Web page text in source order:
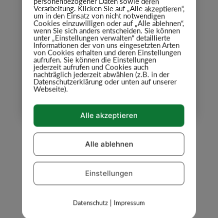
Mo. – Mi.:7.30 bis 13.30 Uhr
Do., Fr.:7.30 bis 18.00 Uhr
Sa.:7.00 bis 12.30 Uhr
ACHTUNG: Am Donnerstag,
04.12.2025 ist unser Laden nur bis
UNSER WOCHENANGEBOT
Verarbeitung. Klicken Sie auf „Alle akzeptieren“,
um in den Einsatz von nicht notwendigen
Cookies einzuwilligen oder auf „Alle ablehnen“,
wenn Sie sich anders entscheiden. Sie können
unter „Einstellungen verwalten“ detaillierte
Informationen der von uns eingesetzten Arten
von Cookies erhalten und deren Einstellungen
aufrufen. Sie können die Einstellungen
jederzeit aufrufen und Cookies auch
nachträglich jederzeit abwählen (z.B. in der
Datenschutzerklärung oder unten auf unserer
Webseite).
Alle akzeptieren
Alle ablehnen
Einstellungen
Datenschutz| Impressum